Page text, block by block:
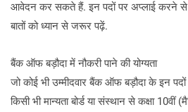
आवेदन कर सकते हैं. इन पदों पर अप्लाई करने से
बातों को ध्यान से जरूर पढ़ें.
बैंक ऑफ बड़ौदा में नौकरी पाने की योग्यता
जो कोई भी उम्मीदवार बैंक ऑफ बड़ौदा के इन
किसी भी मान्यता बोर्ड या संस्थान से कक्षा 10वीं